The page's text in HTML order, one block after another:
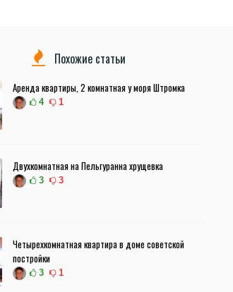
Похожие статьи
Аренда квартиры, 2 комнатная у моря Штромка
4 1
Двухкомнатная на Пельгуранна хрущевка
3 3
Четырехкомнатная квартира в доме советской
постройки
3 1